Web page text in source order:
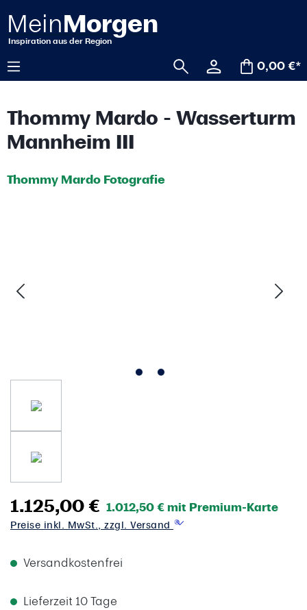
springen
0,00 €*
Thommy Mardo - Wasserturm
Mannheim III
Thommy Mardo Fotografie
1.125,00 € 1.012,50 € mit Premium-Karte
Preise inkl. MwSt., zzgl. Versand
Versandkostenfrei
Lieferzeit 10 Tage